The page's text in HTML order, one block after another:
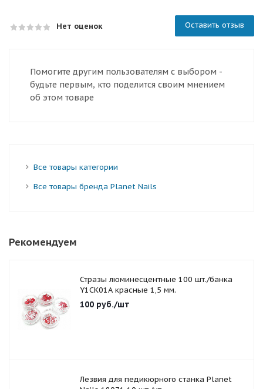
Нет оценок Оставить отзыв
Помогите другим пользователям с выбором -
будьте первым, кто поделится своим мнением
об этом товаре
Все товары категории
Все товары бренда Planet Nails
Рекомендуем
Стразы люминесцентные 100 шт./банка
Y1CK01A красные 1,5 мм.
100 руб./шт
Лезвия для педикюрного станка Planet